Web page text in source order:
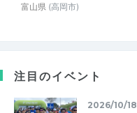
富山県 (高岡市)
注目のイベント
2026/10/18